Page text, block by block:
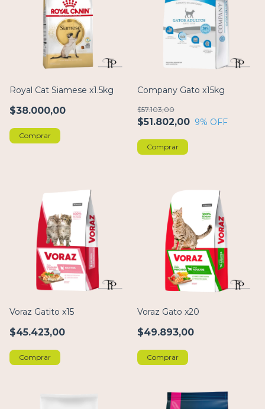
Royal Cat Siamese x1.5kg
$38.000,00
Comprar
Company Gato x15kg
$51.802,00
$57.103,00
9% OFF
Comprar
Voraz Gatito x15
$45.423,00
Comprar
Voraz Gato x20
$49.893,00
Comprar